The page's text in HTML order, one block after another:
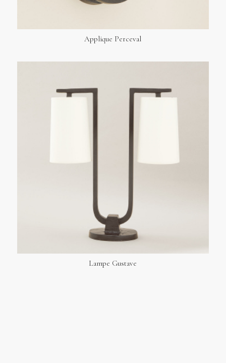
Applique Perceval
Lampe Gustave